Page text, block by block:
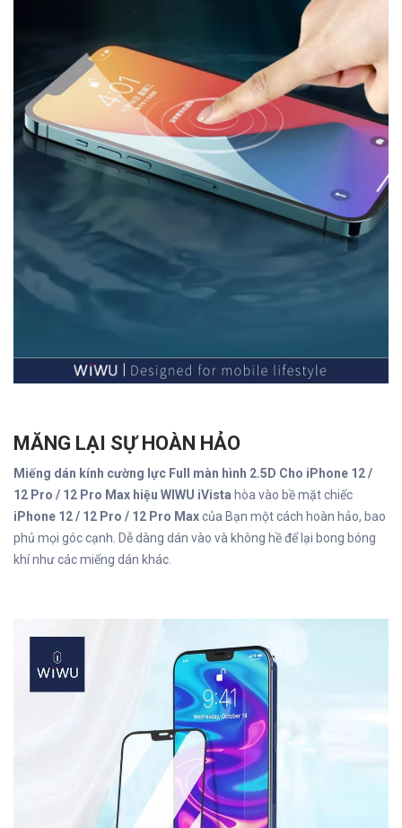
MĂNG LẠI SỰ HOÀN HẢO
Miếng dán kính cường lực Full màn hình 2.5D Cho iPhone 12 /
12 Pro / 12 Pro Max hiệu WIWU iVista hòa vào bề mặt chiếc
iPhone 12 / 12 Pro / 12 Pro Maxcủa Bạn một cách hoàn hảo, bao
phủ mọi góc cạnh. Dễ dàng dán vào và không hề để lại bong bóng
khí như các miếng dán khác.